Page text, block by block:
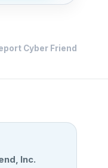
Cyber Friend
Inc.